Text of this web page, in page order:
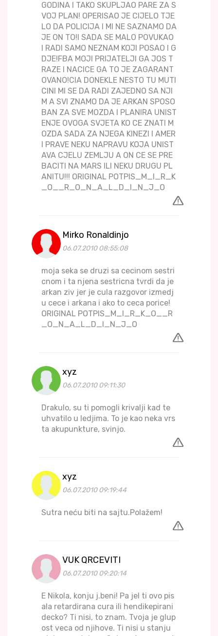
GODINA I TAKO SKUPLJAO PARE ZA S
VOJ PLAN! OPERISAO JE CIJELO TJE
LO DA POLICIJA I MI NE SAZNAMO DA
JE ON TO!I SADA SE MALO POVUKAO
I RADI SAMO NEZNAM KOJI POSAO I G
DJE!FBA MOJI PRIJATELJI GA JOS T
RAZE I NACICE GA TO JE ZAGARANT
OVANO!CIA DONEKLE NESTO TU MUTI
CINI MI SE DA RADI ZAJEDNO SA NJI
M A SVI ZNAMO DA JE ARKAN SPOSO
BAN ZA SVE MOZDA I PLANIRA UNIST
ENJE OVOGA SVJETA KO CE ZNATI M
OZDA SADA ZA NJEGA KINEZI I AMER
I PRAVE NEKU NAPRAVU KOJA UNIST
AVA CJELU ZEMLJU A ON CE SE PRE
BACITI NA MARS ILI NEKU DRUGU PL
ANITU!!! ORIGINAL POTPIS_M_I_R_K
_O__R_O_N_A_L_D_I_N_J_O
Mirko Ronaldinjo
06.07.2010 08:55:08
moja seka se druzi sa cecinom sestri
cnom i ta njena sestricna tvrdi da je
arkan ziv jer je cula razgovor izmedj
u cece i arkana i ako to ceca porice!
ORIGINAL POTPIS_M_I_R_K_O__R
_O_N_A_L_D_I_N_J_O
xyz
06.07.2010 09:11:30
Drakulo, su ti pomogli krivalji kad te
uhvatilo u ledjima. To je kao neka vrs
ta akupunkture, svinjo.
xyz
06.07.2010 09:19:44
Sutra neću biti na sajtu.Polažem!
VUK QRCEVITI
06.07.2010 09:20:14
E Nikola, konju j.beni! Pa jel ti ovo pis
ala retardirana cura ili hendikepirani
decko? Ti nisi, to znam. Tvoja je glup
ost veca od njihove. Ti nisi u stanju